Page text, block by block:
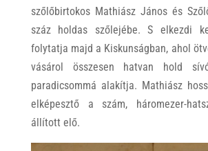
szőlőbirtokos Mathiász János és
száz holdas szőlejébe. S elkezdi
folytatja majd a Kiskunságban, ahol
vásárol összesen hatvan hold
paradicsommá alakítja. Mathiász
elképesztő a szám, háromezer-
állított elő.